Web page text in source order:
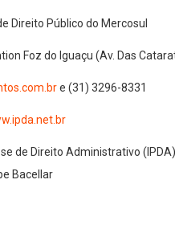
Direito Público do Mercosul
Foz do Iguaçu (Av. Das
e (31) 3296-8331
de Direito Administrativo
Bacellar